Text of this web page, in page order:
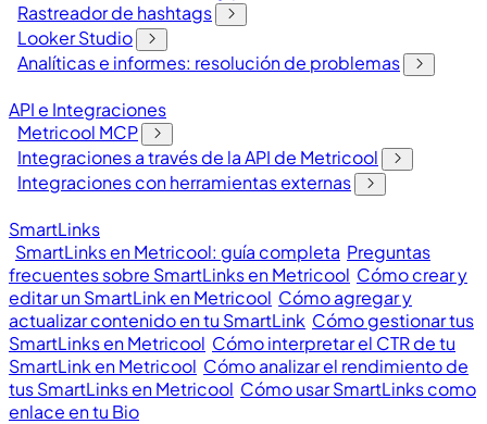
Rastreador de hashtags
Looker Studio
Analíticas e informes: resolución de problemas
API e Integraciones
Metricool MCP
Integraciones a través de la API de Metricool
Integraciones con herramientas externas
SmartLinks
SmartLinks en Metricool: guía completa Preguntas
frecuentes sobre SmartLinks en Metricool Cómo crear y
editar un SmartLink en Metricool Cómo agregar y
actualizar contenido en tu SmartLink Cómo gestionar tus
SmartLinks en Metricool Cómo interpretar el CTR de tu
SmartLink en Metricool Cómo analizar el rendimiento de
tus SmartLinks en Metricool Cómo usar SmartLinks como
enlace en tu Bio